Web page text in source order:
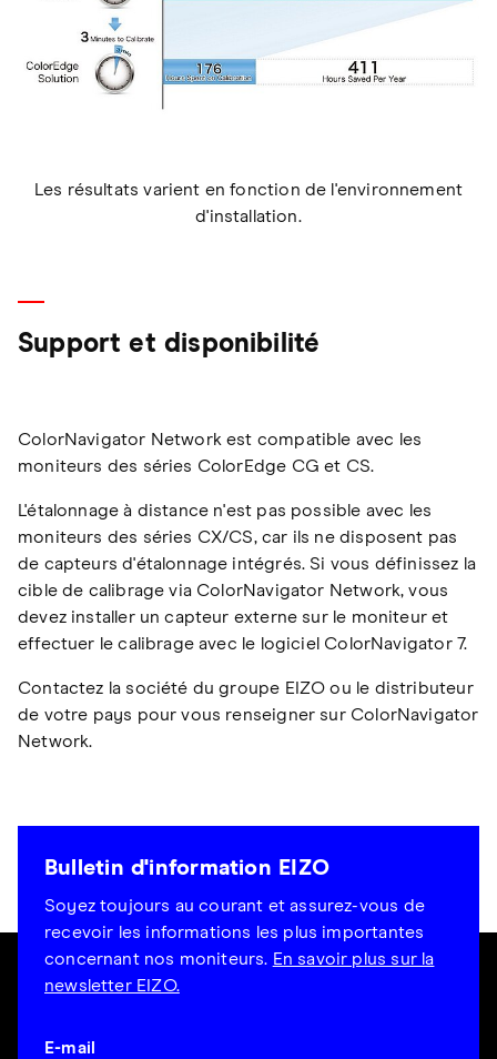
Les résultats varient en fonction de l'environnement
d'installation.
Support et disponibilité
ColorNavigator Network est compatible avec les
moniteurs des séries ColorEdge CG et CS.
L'étalonnage à distance n'est pas possible avec les
moniteurs des séries CX/CS, car ils ne disposent pas
de capteurs d'étalonnage intégrés. Si vous définissez la
cible de calibrage via ColorNavigator Network, vous
devez installer un capteur externe sur le moniteur et
effectuer le calibrage avec le logiciel ColorNavigator 7.
Contactez la société du groupe EIZO ou le distributeur
de votre pays pour vous renseigner sur ColorNavigator
Network.
Bulletin d'information EIZO
Soyez toujours au courant et assurez-vous de
recevoir les informations les plus importantes
concernant nos moniteurs. En savoir plus sur la
newsletter EIZO.
E-mail